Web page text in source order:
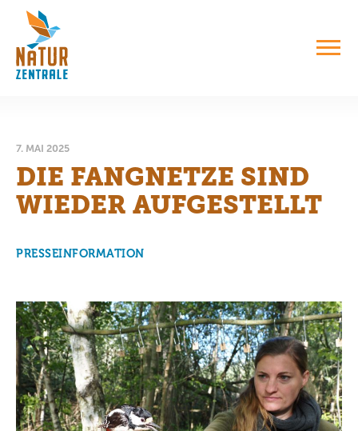
7. MAI 2025
DIE FANGNETZE SIND
WIEDER AUFGESTELLT
PRESSEINFORMATION